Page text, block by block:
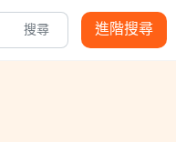
搜尋 進階搜尋